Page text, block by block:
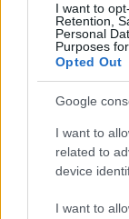
I want to
Retention,
Personal
Purposes
Opted Out
Google
I want to
related to
device
I want to
ΘΕΣΣΑΛΟΝΙΚΗ